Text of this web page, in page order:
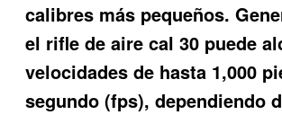
calibres más pequeños.
el rifle de aire cal 30 puede
velocidades de hasta 1,000
segundo (fps), dependiendo